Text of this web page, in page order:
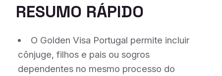
RESUMO RÁPIDO
O Golden Visa Portugal permite incluir
cônjuge, filhos e pais ou sogros
dependentes no mesmo processo do